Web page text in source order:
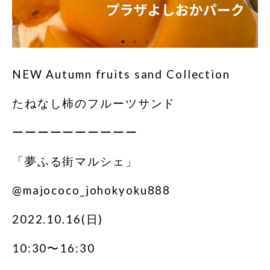
NEW Autumn fruits sand Collection
たねなし柿のフルーツサンド
ーーーーーーーーーー
「夢ふる街マルシェ」
@majococo_johokyoku888
2022.10.16(日)
10:30〜16:30